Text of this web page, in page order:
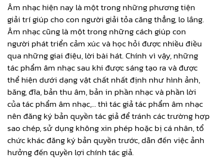
Âm nhạc hiện nay là một trong những phương tiện
giải trí giúp cho con người giải tỏa căng thẳng, lo lắng.
Âm nhạc cũng là một trong những cách giúp con
người phát triển cảm xúc và học hỏi được nhiều điều
qua những giai điệu, lời bài hát. Chính vì vậy, những
tác phẩm âm nhạc sau khi được sáng tạo ra và được
thể hiện dưới dạng vật chất nhất định như hình ảnh,
băng, đĩa, bản thu âm, bản in phần nhạc và phần lời
của tác phẩm âm nhạc,… thì tác giả tác phẩm âm nhạc
nên đăng ký bản quyền tác giả để tránh các trường hợp
sao chép, sử dụng không xin phép hoặc bị cá nhân, tổ
chức khác đăng ký bản quyền trước, dẫn đến việc ảnh
hưởng đến quyền lợi chính tác giả.